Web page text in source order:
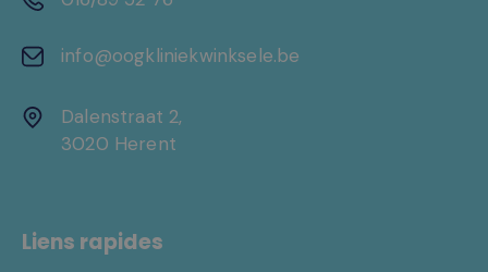
info@oogkliniekwinksele.be
Dalenstraat 2,
3020 Herent
Liens rapides